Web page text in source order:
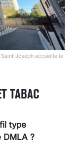
Joseph accueille le
TABAC
type
DMLA ?